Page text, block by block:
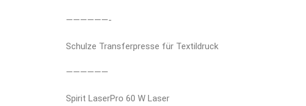
——————-
Schulze Transferpresse für Textildruck
——————
Spirit LaserPro 60 W Laser